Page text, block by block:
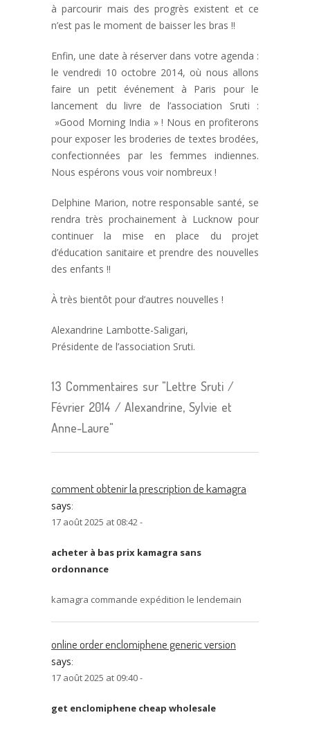
à parcourir mais des progrès existent et ce
n’est pas le moment de baisser les bras !!
Enfin, une date à réserver dans votre agenda :
le vendredi 10 octobre 2014, où nous allons
faire un petit événement à Paris pour le
lancement du livre de l’association Sruti :
»Good Morning India » ! Nous en profiterons
pour exposer les broderies de textes brodées,
confectionnées par les femmes indiennes.
Nous espérons vous voir nombreux !
Delphine Marion, notre responsable santé, se
rendra très prochainement à Lucknow pour
continuer la mise en place du projet
d’éducation sanitaire et prendre des nouvelles
des enfants !!
À très bientôt pour d’autres nouvelles !
Alexandrine Lambotte-Saligari,
Présidente de l’association Sruti.
13 Commentaires sur "Lettre Sruti /
Février 2014 / Alexandrine, Sylvie et
Anne-Laure"
comment obtenir la prescription de kamagra
says:
17 août 2025 at 08:42 -
acheter à bas prix kamagra sans
ordonnance
kamagra commande expédition le lendemain
online order enclomiphene generic version
says:
17 août 2025 at 09:40 -
get enclomiphene cheap wholesale